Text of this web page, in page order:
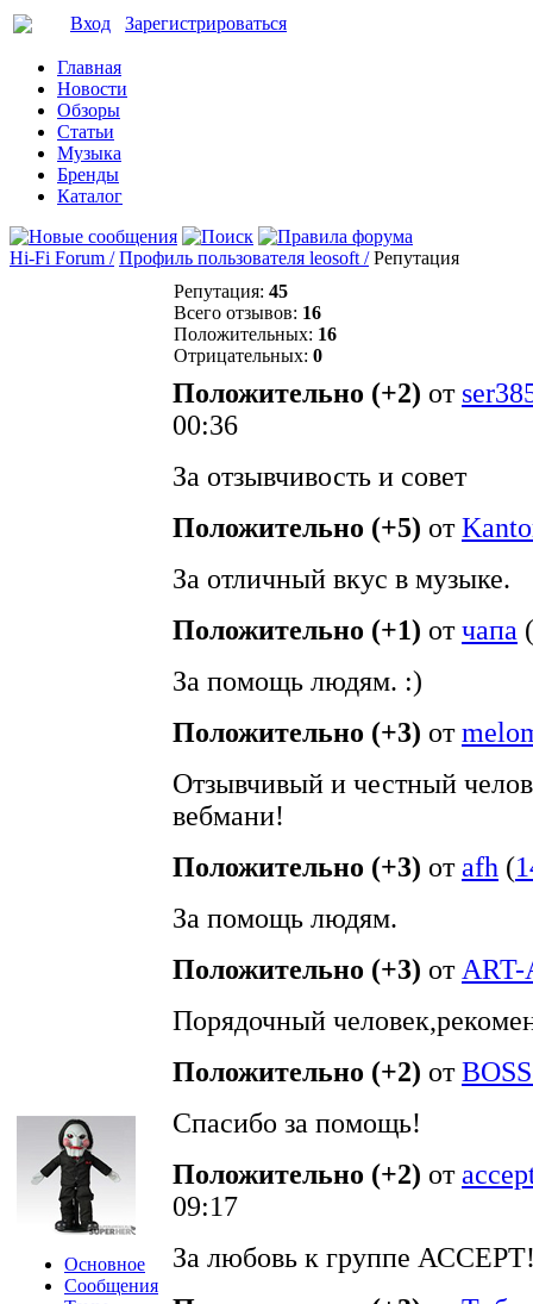
Вход Зарегистрироваться
Главная
Новости
Обзоры
Статьи
Музыка
Бренды
Каталог
Hi-Fi Forum / Профиль пользователя leosoft / Репутация
Основное
Сообщения
Репутация: 45
Всего отзывов: 16
Положительных: 16
Отрицательных: 0
Положительно (+2) от
00:36
За отзывчивость и совет
Положительно (+5) от
За отличный вкус в музыке.
Положительно (+1) отчапа (
За помощь людям. :)
Положительно (+3) от
Отзывчивый и честный
вебмани!
Положительно (+3) отafh (
За помощь людям.
Положительно (+3) от
Порядочный
Положительно (+2) от
Спасибо за помощь!
Положительно (+2) от
09:17
За любовь к группе